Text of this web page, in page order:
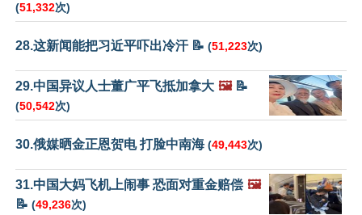
(51,332次)
28.这新闻能把习近平吓出冷汗 📝 (51,223次)
29.中国异议人士董广平飞抵加拿大 🖼️📝
(50,542次)
30.俄媒晒金正恩贺电 打脸中南海 (49,443次)
31.中国大妈飞机上闹事 恐面对重金赔偿 🖼️
📝 (49,236次)